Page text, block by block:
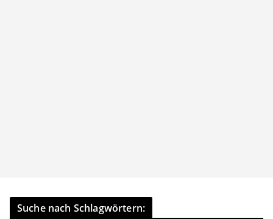
Suche nach Schlagwörtern: